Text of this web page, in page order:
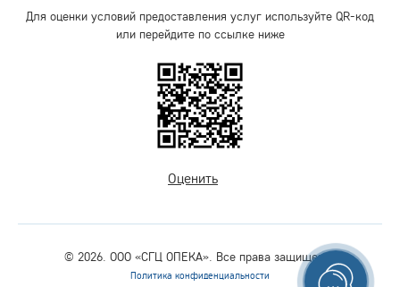
Для оценки условий предоставления услуг используйте QR-код
или перейдите по ссылке ниже
Оценить
© 2026. ООО «СГЦ ОПЕКА». Все права защищены.
Политика конфиденциальности